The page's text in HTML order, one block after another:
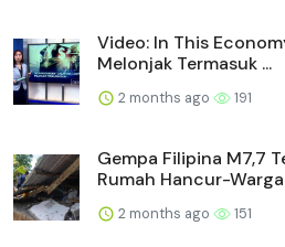
Video: In This
Melonjak Termasuk ...
2 months ago 191
Gempa Filipina M7,7
Rumah Hancur-Warga
2 months ago 151